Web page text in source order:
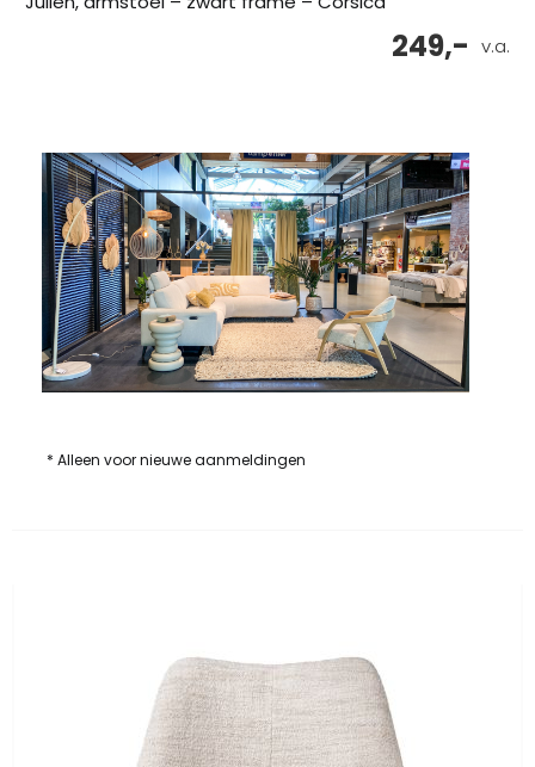
v.a.
249,-
* Alleen voor nieuwe aanmeldingen